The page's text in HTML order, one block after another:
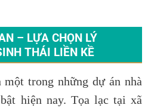
– LỰA CHỌN LÝ
THÁI LIỀN KỀ
trong những dự án nhà
hiện nay. Tọa lạc tại xã